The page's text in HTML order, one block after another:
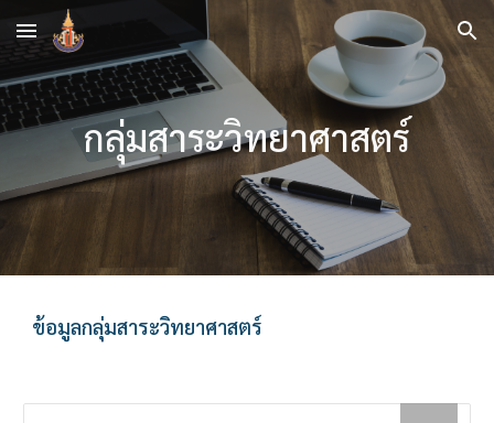
Skip to main content Skip to navigation
กลุ่มสาระวิทยาศาสตร์
ข้อมูลกลุ่มสาระวิทยาศาสตร์